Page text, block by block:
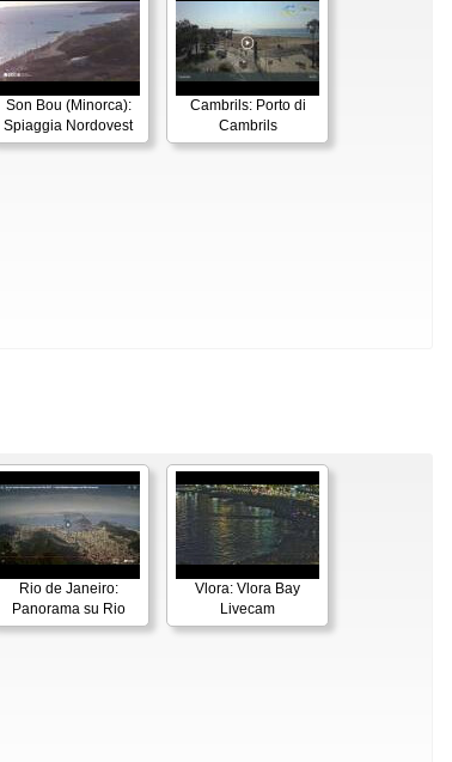
Son Bou (Minorca):
Spiaggia Nordovest
Cambrils: Porto di
Cambrils
Rio de Janeiro:
Panorama su Rio
Vlora: Vlora Bay
Livecam